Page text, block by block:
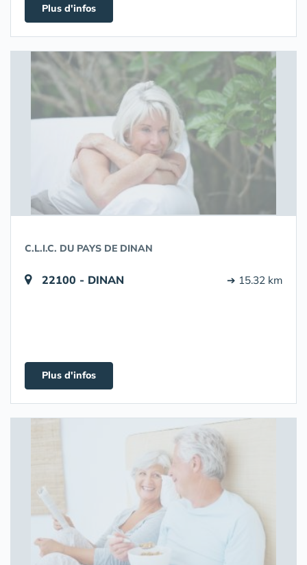
Plus d'infos
C.L.I.C. DU PAYS DE DINAN
22100 - DINAN ➔ 15.32 km
Plus d'infos